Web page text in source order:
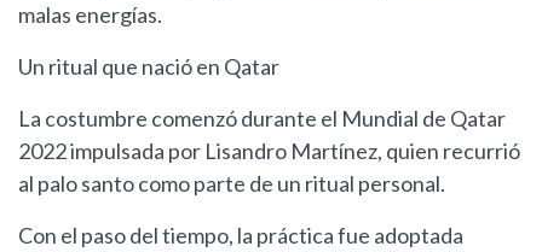
malas energías.
Un ritual que nació en Qatar
La costumbre comenzó durante el Mundial de Qatar
2022 impulsada por Lisandro Martínez, quien recurrió
al palo santo como parte de un ritual personal.
Con el paso del tiempo, la práctica fue adoptada